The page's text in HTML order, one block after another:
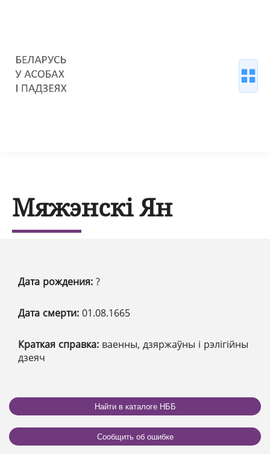
Мяжэнскі Ян
Дата рождения: ?
Дата смерти: 01.08.1665
Краткая справка: ваенны, дзяржаўны і рэлігійны
дзеяч
Найти в каталоге НББ
Сообщить об ошибке